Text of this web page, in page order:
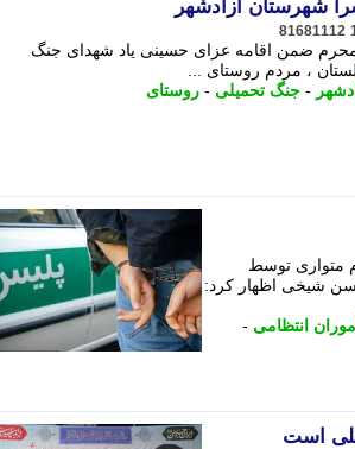
شهرستان آزادشهر
81681112
ضمن اقامه عزای حسینی یاد شهدای جنگ
- جنگ تحمیلی - روستای
آزادشهر گفت: در جریان این طرح، 6 محکوم متواری توسط
شیخی اظهار کرد:
انتظامی -
ملی است